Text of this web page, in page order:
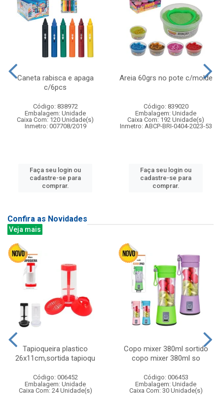
Caneta rabisca e apaga
c/6pcs
Código: 838972
Embalagem: Unidade
Caixa Com: 120 Unidade(s)
Inmetro: 007708/2019
Faça seu login ou
cadastre-se para
comprar.
Areia 60grs no pote c/molde
Código: 839020
Embalagem: Unidade
Caixa Com: 192 Unidade(s)
Inmetro: ABCP-BRI-0404-2023-53
Faça seu login ou
cadastre-se para
comprar.
Confira as Novidades
Veja mais
Tapioqueira plastico
26x11cm,sortida tapioqu
Código: 006452
Embalagem: Unidade
Caixa Com: 24 Unidade(s)
Copo mixer 380ml sortido
copo mixer 380ml so
Código: 006453
Embalagem: Unidade
Caixa Com: 30 Unidade(s)